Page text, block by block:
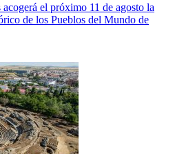
el próximo 11 de agosto la
de los Pueblos del Mundo de